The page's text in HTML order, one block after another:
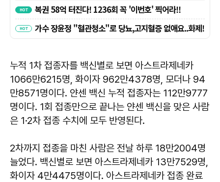
누적 1차 접종자를 백신별로 보면 아스트라제네카
1066만6215명, 화이자 962만4378명, 모더나 94
만8571명이다. 얀센 백신 누적 접종자는 112만9777
명이다. 1회 접종만으로 끝나는 얀센 백신을 맞은 사람
은 1·2차 접종 수치에 모두 반영된다.
2차까지 접종을 마친 사람은 전날 하루 18만2004명
늘었다. 백신별로 보면 아스트라제네카 13만7529명,
화이자 4만4475명이다. 아스트라제네카 접종 완료